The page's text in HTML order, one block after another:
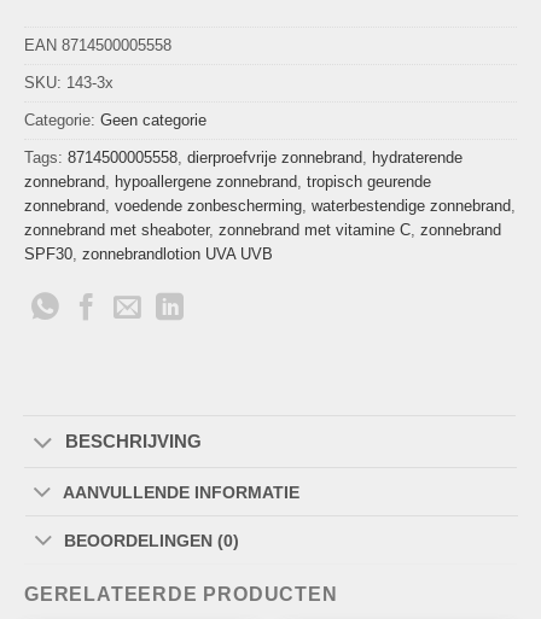
EAN 8714500005558
SKU: 143-3x
Categorie: Geen categorie
Tags: 8714500005558 dierproefvrije zonnebrand hydraterende
zonnebrand hypoallergene zonnebrand tropisch geurende
zonnebrand voedende zonbescherming waterbestendige zonnebrand
zonnebrand met sheaboter, zonnebrand met vitamine C zonnebrand
SPF30 zonnebrandlotion UVA UVB
BESCHRIJVING
AANVULLENDE INFORMATIE
BEOORDELINGEN (0)
GERELATEERDE PRODUCTEN